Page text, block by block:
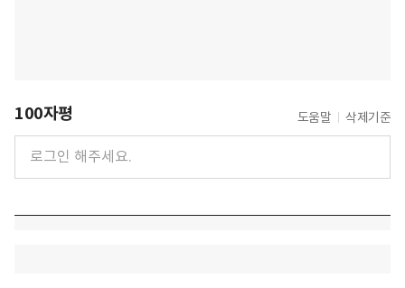
100자평 도움말 삭제기준